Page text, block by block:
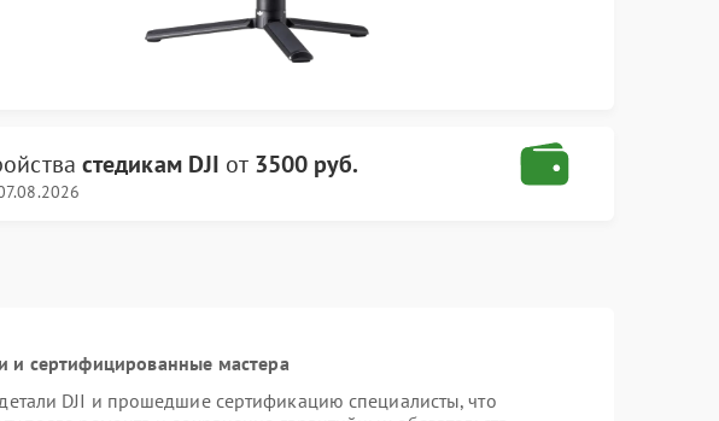
стедикам DJI от 3500 руб.
и сертифицированные мастера
DJI и прошедшие сертификацию специалисты, что